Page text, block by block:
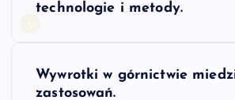
technologie i metody.
Wywrotki w górnictwie
zastosowań.